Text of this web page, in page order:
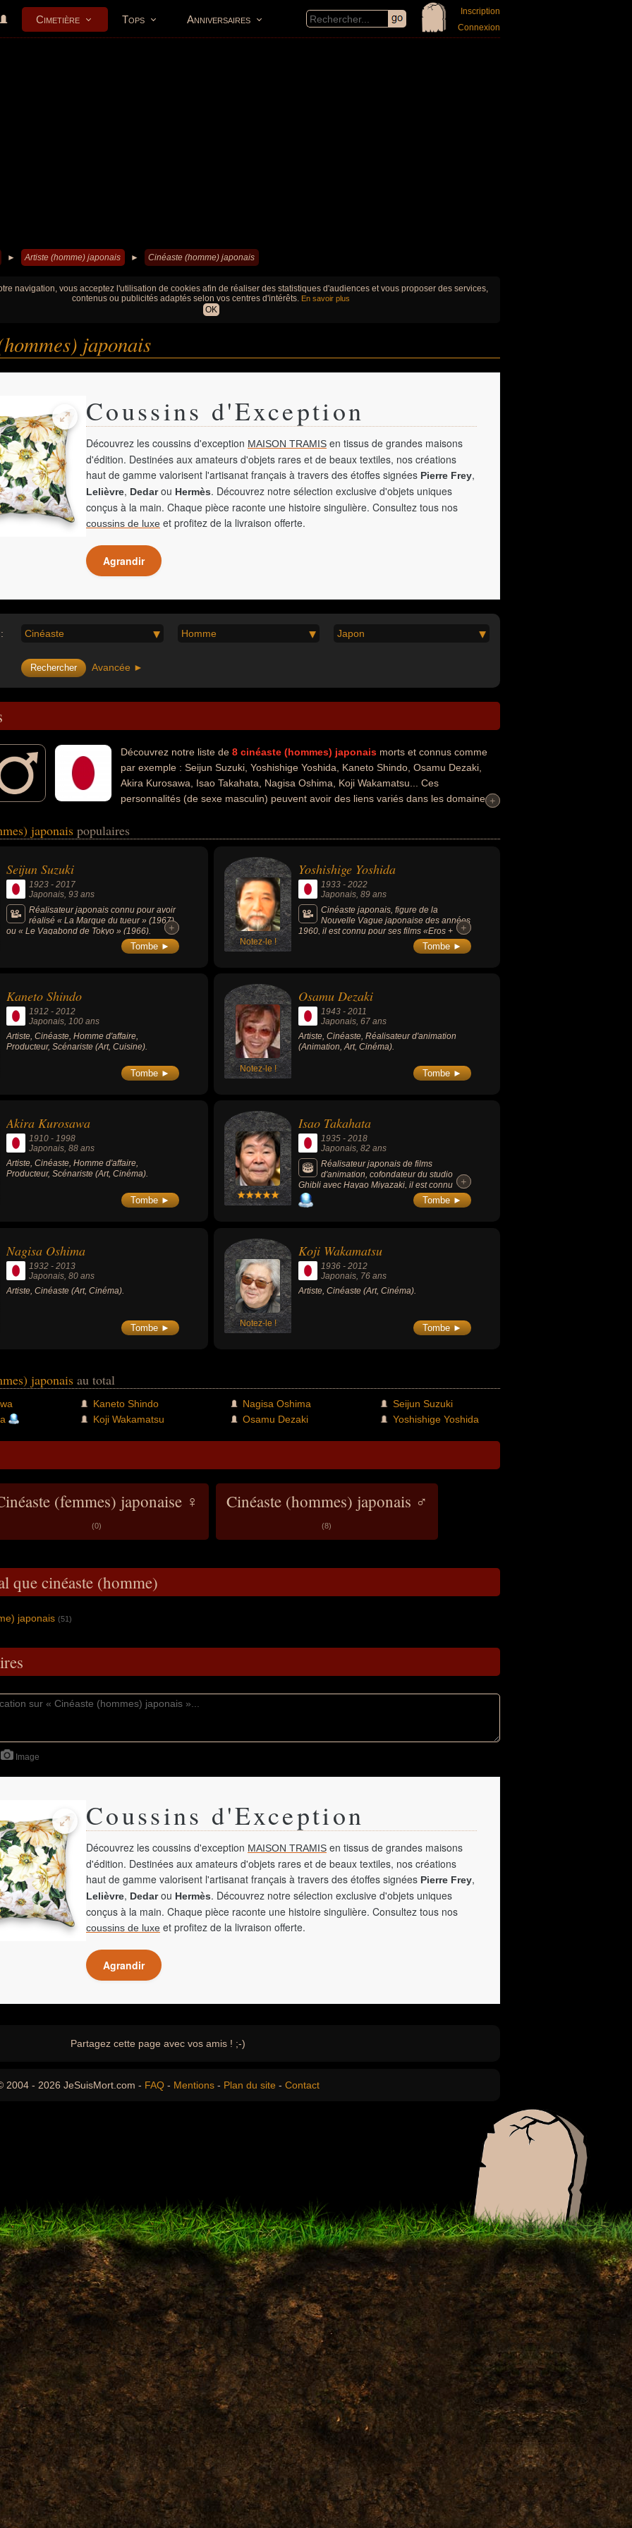
Cimetière Tops Anniversaires
Inscription
Connexion
► Artiste (homme) japonais ► Cinéaste (homme) japonais
navigation, vous acceptez l'utilisation de cookies afin de réaliser des statistiques d'audiences et vous proposer des services,
contenus ou publicités adaptés selon vos centres d'intérêts. En savoir plus
OK
japonais
Coussins d'Exception
Découvrez les coussins d'exception MAISON TRAMIS en tissus de grandes maisons
d'édition. Destinées aux amateurs d'objets rares et de beaux textiles, nos créations
haut de gamme valorisent l'artisanat français à travers des étoffes signées Pierre Frey,
Lelièvre, Dedarou Hermès. Découvrez notre sélection exclusive d'objets uniques
conçus à la main. Chaque pièce raconte une histoire singulière. Consultez tous nos
coussins de luxe et profitez de la livraison offerte.
Agrandir
Cinéaste Homme Japon
Avancée ►
Découvrez notre liste de 8 cinéaste (hommes) japonais morts et connus comme
par exemple : Seijun Suzuki, Yoshishige Yoshida, Kaneto Shindo, Osamu Dezaki,
Akira Kurosawa, Isao Takahata, Nagisa Oshima, Koji Wakamatsu... Ces
personnalités (de sexe masculin) peuvent avoir des liens variés dans les domaines
artiste, critique, critique de cinéma, documentariste, journaliste, metteur en scène, homme d'affaire,
+
+
japonais populaires
Seijun Suzuki
1923 - 2017
Japonais, 93 ans
Réalisateur japonais connu pour avoir
réalisé « La Marque du tueur » (1967)
ou « Le Vagabond de Tokyo » (1966).
Considéré comme l'un des réalisateurs
marquants du cinéma japonais, oublié du
et soutenu par des auteurs célèbres comme
Jim Jarmusch, Yasuharu Hasebe, Wong Kar-
wai ou encore Quentin Tarantino qui se
réclament parfois de son influence.
+
+
Tombe ► Notez-le !
Yoshishige Yoshida
1933 -2022
Japonais, 89 ans
Cinéaste japonais, figure de la
Nouvelle Vague japonaise des années
1960, il est connu pour ses films «Eros +
Massacre» (1969, drame), «La Source
thermale d'Akitsu» (1962, drame) ou
+
+
Tombe ►
Kaneto Shindo
1912 - 2012
Japonais, 100 ans
Artiste, Cinéaste, Homme d'affaire,
Producteur, Scénariste (Art, Cuisine).
Tombe ► Notez-le !
Osamu Dezaki
1943 -2011
Japonais, 67 ans
Artiste, Cinéaste, Réalisateur d'animation
(Animation, Art, Cinéma).
Tombe ►
Akira Kurosawa
1910 - 1998
Japonais, 88 ans
Artiste, Cinéaste, Homme d'affaire,
Producteur, Scénariste (Art, Cinéma).
Tombe ►
Isao Takahata
1935 -2018
Japonais, 82 ans
Réalisateur japonais de films
d'animation, cofondateur du studio
Ghibli avec Hayao Miyazaki, il est connu
pour son film « Le Tombeau des lucioles »
(1988), mais aussi « Souvenirs goutte à
+
+
Tombe ►
Nagisa Oshima
1932 - 2013
Japonais , 80 ans
Artiste, Cinéaste (Art, Cinéma).
Tombe ► Notez-le !
Koji Wakamatsu
1936 -2012
Japonais , 76 ans
Artiste, Cinéaste (Art, Cinéma).
Tombe ►
japonais au total
Kaneto Shindo
Koji Wakamatsu
Nagisa Oshima
Osamu Dezaki
Seijun Suzuki
Yoshishige Yoshida
(femmes) japonaise ♀
(0)
Cinéaste (hommes) japonais ♂
(8)
que cinéaste (homme)
japonais (51)
Image
Coussins d'Exception
Découvrez les coussins d'exception MAISON TRAMIS en tissus de grandes maisons
d'édition. Destinées aux amateurs d'objets rares et de beaux textiles, nos créations
haut de gamme valorisent l'artisanat français à travers des étoffes signées Pierre Frey,
Lelièvre, Dedarou Hermès. Découvrez notre sélection exclusive d'objets uniques
conçus à la main. Chaque pièce raconte une histoire singulière. Consultez tous nos
coussins de luxe et profitez de la livraison offerte.
Agrandir
Partagez cette page avec vos amis ! ;-)
2004 - 2026 JeSuisMort.com - FAQ - Mentions - Plan du site - Contact